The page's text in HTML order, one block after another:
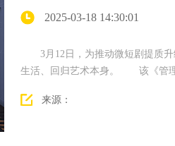
2025-03-18 14:30:01
3月12日，为推动微短剧提质升
生活、回归艺术本身。 该《管
来源：